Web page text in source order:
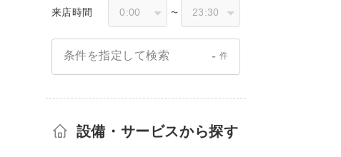
来店時間 〜
条件を指定して検索 - 件
設備・サービスから探す